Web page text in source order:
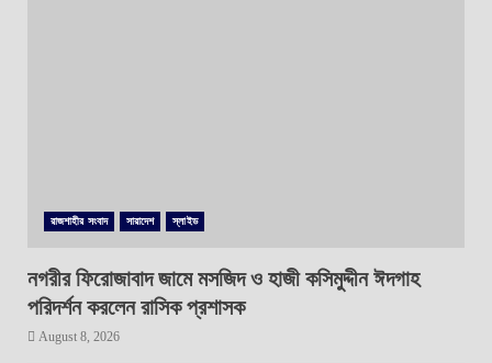
রাজশাহীর সংবাদ সারাদেশ স্লাইড
নগরীর ফিরোজাবাদ জামে মসজিদ ও হাজী কসিমুদ্দীন ঈদগাহ
পরিদর্শন করলেন রাসিক প্রশাসক
August 8, 2026